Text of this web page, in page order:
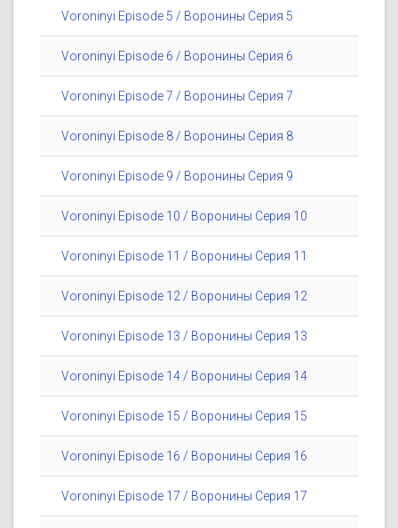
Voroninyi Episode 5 / Воронины Серия 5
Voroninyi Episode 6 / Воронины Серия 6
Voroninyi Episode 7 / Воронины Серия 7
Voroninyi Episode 8 / Воронины Серия 8
Voroninyi Episode 9 / Воронины Серия 9
Voroninyi Episode 10 / Воронины Серия 10
Voroninyi Episode 11 / Воронины Серия 11
Voroninyi Episode 12 / Воронины Серия 12
Voroninyi Episode 13 / Воронины Серия 13
Voroninyi Episode 14 / Воронины Серия 14
Voroninyi Episode 15 / Воронины Серия 15
Voroninyi Episode 16 / Воронины Серия 16
Voroninyi Episode 17 / Воронины Серия 17